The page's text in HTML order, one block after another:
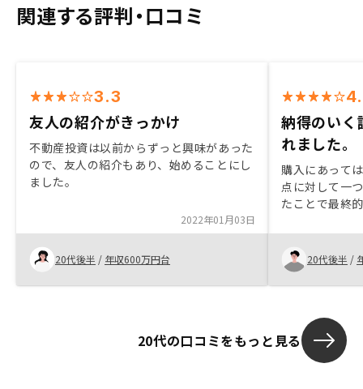
関連する評判・口コミ
3.3
友人の紹介がきっかけ
不動産投資は以前からずっと興味があった
ので、友人の紹介もあり、始めることにし
ました。
2022年01月03日
20代後半 / 年収600万円台
納得のいく
れました。
購入にあって
点に対して一
たことで最終
ずに情報提供
持てました。
20代後半 /
20代の口コミをもっと見る